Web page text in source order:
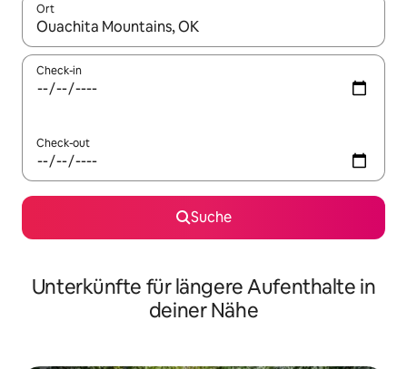
Ort
Wenn Ergebnisse verfügbar sind, navigiere mit den
Check-in
Check-out
Suche
Unterkünfte für längere Aufenthalte in
deiner Nähe